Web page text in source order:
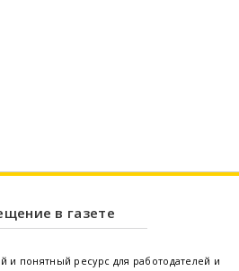
в газете
и понятный ресурс для работодателей и